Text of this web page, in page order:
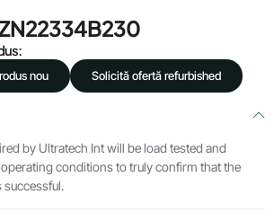
nou Solicită ofertă refurbished
by Ultratech Int will be load tested and
conditions to truly confirm that the
successful.